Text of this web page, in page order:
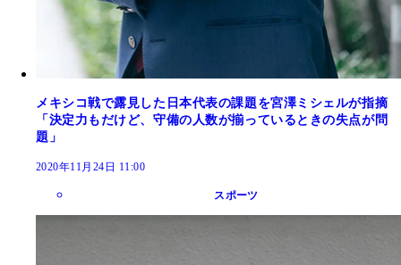
メキシコ戦で露見した日本代表の課題を宮澤ミシェルが指摘
「決定力もだけど、守備の人数が揃っているときの失点が問
題」
2020年11月24日 11:00
スポーツ